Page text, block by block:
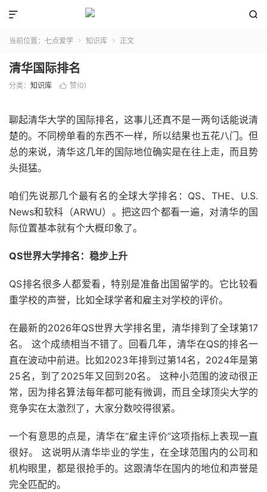


当前位置： 七点爱学  知识库  正文
清华国际排名
分类： 知识库  赞(0)
聊起清华大学的国际排名，这事儿还真不是一两句话能说清
楚的。不同榜单看的东西不一样，所以结果也五花八门。但
总的来说，清华这几年的国际地位确实是在往上走，而且势
头挺猛。
咱们先说那几个最有名的全球大学排名：QS、THE、U.S.
News和软科（ARWU）。把这四个都看一遍，对清华的国
际位置基本就有个大概印象了。
QS世界大学排名：稳步上升
QS排名很多人都爱看，特别是准备出国留学的。它比较看
重学校的声誉，比如全球学者和雇主对学校的评价。
在最新的2026年QS世界大学排名里，清华排到了全球第17
名。 这个成绩相当不错了。回看几年，清华在QS的排名一
直在波动中前进。比如2023年排到过第14名，2024年是第
25名，到了2025年又回到20名。 这种小范围的波动很正
常，因为排名算法每年都可能有微调，而且全球顶尖大学的
竞争实在太激烈了，大家分数咬得很紧。
一个有意思的点是，清华在“雇主评价”这项指标上表现一直
很好。 这说明从清华毕业的学生，在全球范围内的公司和
机构眼里，都是很抢手的。这跟清华在国内的地位和声誉是
完全匹配的。